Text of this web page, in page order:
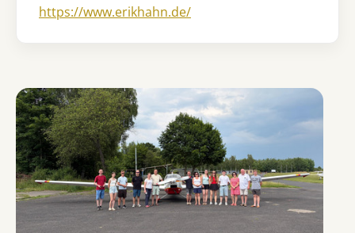
https://www.erikhahn.de/